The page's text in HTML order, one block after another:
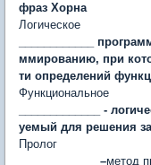
фраз Хорна
Логическое
____________
ммированию, при
ти определений
Функциональное
_____________ -
уемый для решения
Пролог
_____________–метод